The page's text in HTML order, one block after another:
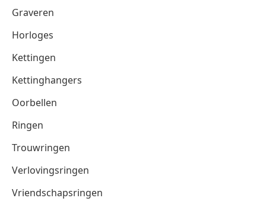
Graveren
Horloges
Kettingen
Kettinghangers
Oorbellen
Ringen
Trouwringen
Verlovingsringen
Vriendschapsringen